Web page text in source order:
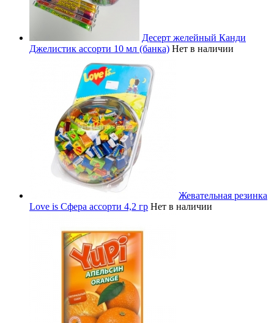
Десерт желейный Канди
Джелистик ассорти 10 мл (банка) Нет в наличии
Жевательная резинка
Love is Сфера ассорти 4,2 гр Нет в наличии